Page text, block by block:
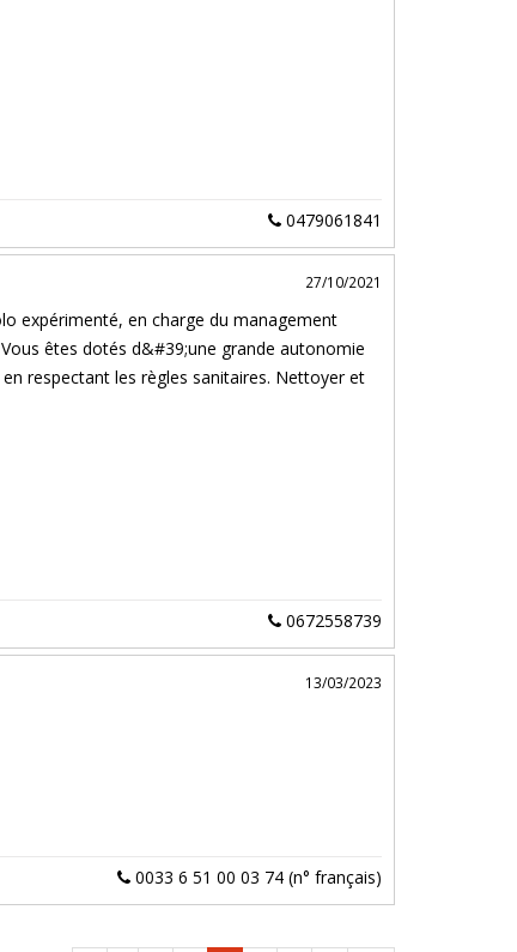
0479061841
27/10/2021
expérimenté, en charge du management
êtes dotés d&#39;une grande autonomie
respectant les règles sanitaires. Nettoyer et
0672558739
13/03/2023
0033 6 51 00 03 74 (n° français)